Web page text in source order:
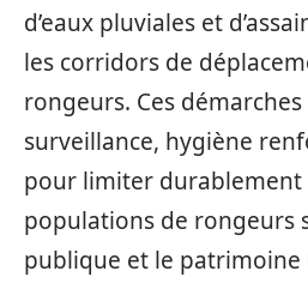
d’eaux pluviales et
les corridors de
rongeurs. Ces
surveillance, hygiène
pour limiter durablement
populations de rongeurs
publique et le patrimoine